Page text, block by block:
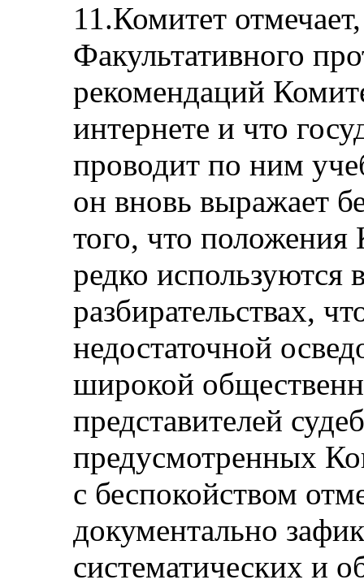
11.Комитет
Факультативного
рекомендаций
интернете и что
проводит по ним
он вновь выражает
того, что
редко используются
разбирательствах,
недостаточной
широкой
представителей
предусмотренных
с беспокойством
документально
систематических и